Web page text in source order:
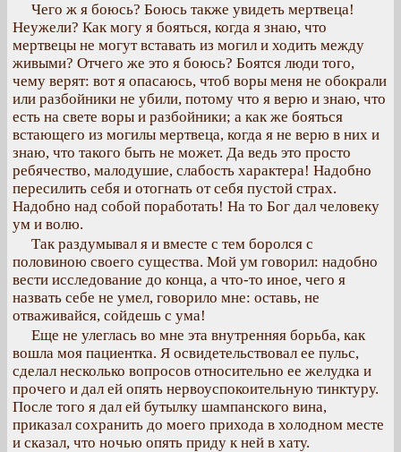
Чего ж я боюсь? Боюсь также увидеть мертвеца!
Неужели? Как могу я бояться, когда я знаю, что
мертвецы не могут вставать из могил и ходить между
живыми? Отчего же это я боюсь? Боятся люди того,
чему верят: вот я опасаюсь, чтоб воры меня не обокрали
или разбойники не убили, потому что я верю и знаю, что
есть на свете воры и разбойники; а как же бояться
встающего из могилы мертвеца, когда я не верю в них и
знаю, что такого быть не может. Да ведь это просто
ребячество, малодушие, слабость характера! Надобно
пересилить себя и отогнать от себя пустой страх.
Надобно над собой поработать! На то Бог дал человеку
ум и волю.
Так раздумывал я и вместе с тем боролся с
половиною своего существа. Мой ум говорил: надобно
вести исследование до конца, а что-то иное, чего я
назвать себе не умел, говорило мне: оставь, не
отваживайся, сойдешь с ума!
Еще не улеглась во мне эта внутренняя борьба, как
вошла моя пациентка. Я освидетельствовал ее пульс,
сделал несколько вопросов относительно ее желудка и
прочего и дал ей опять нервоуспокоительную тинктуру.
После того я дал ей бутылку шампанского вина,
приказал сохранить до моего прихода в холодном месте
и сказал, что ночью опять приду к ней в хату.